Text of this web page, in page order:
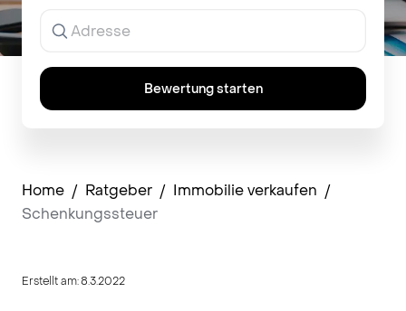
werden
der
Eingabe
angezeigt.
Bewertung starten
Home / Ratgeber / Immobilie verkaufen /
Schenkungssteuer
Erstellt am:8.3.2022